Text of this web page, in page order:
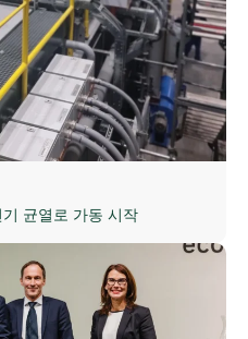
균열로 가동 시작